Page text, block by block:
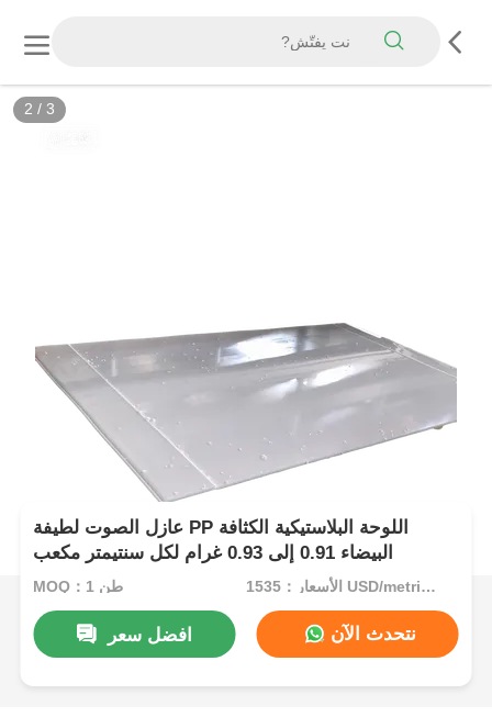
3 / 3
عازل الصوت لطيفة PP اللوحة البلاستيكية الكثافة
البيضاء 0.91 إلى 0.93 غرام لكل سنتيمتر مكعب
MOQ：1 طن الأسعار：1535 USD/metric ton (current price)
افضل سعر نتحدث الآن